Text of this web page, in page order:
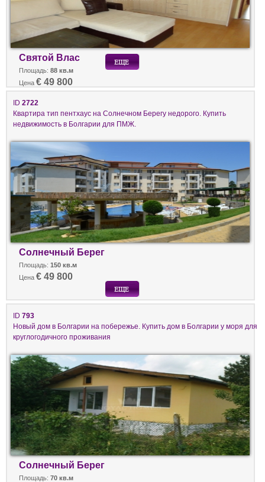
Святой Влас
Площадь: 88 кв.м
Цена € 49 800
ID 2722
Квартира тип пентхаус на Солнечном Берегу недорого. Купить
недвижимость в Болгарии для ПМЖ.
Солнечный Берег
Площадь: 150 кв.м
Цена € 49 800
ID 793
Новый дом в Болгарии на побережье. Купить дом в Болгарии у моря для
круглогодичного проживания
Солнечный Берег
Площадь: 70 кв.м